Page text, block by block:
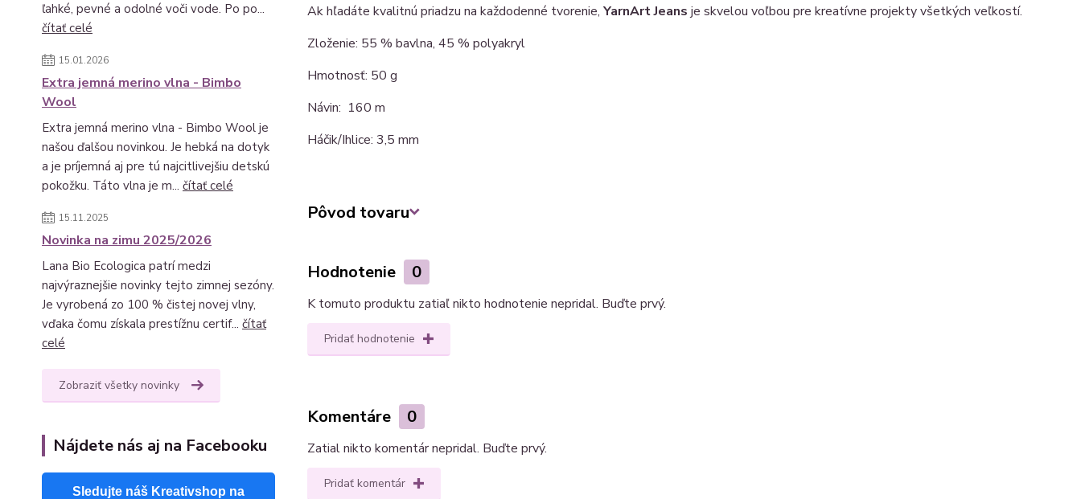
ľahké, pevné a odolné voči vode. Po po...
čítať celé
15.01.2026
Extra jemná merino vlna - Bimbo
Wool
Extra jemná merino vlna - Bimbo Wool je
našou ďalšou novinkou. Je hebká na dotyk
a je príjemná aj pre tú najcitlivejšiu detskú
pokožku. Táto vlna je m... čítať celé
15.11.2025
Novinka na zimu 2025/2026
Lana Bio Ecologica patrí medzi
najvýraznejšie novinky tejto zimnej sezóny.
Je vyrobená zo 100 % čistej novej vlny,
vďaka čomu získala prestížnu certif... čítať
celé
Zobraziť všetky novinky
Nájdete nás aj na Facebooku
Sledujte náš Kreativshop na
Ak hľadáte kvalitnú priadzu na každodenné tvorenie, YarnArt Jeans je skvelou voľbou pre kreatívne projekty všetkých veľkostí.
Zloženie: 55 % bavlna, 45 % polyakryl
Hmotnosť: 50 g
Návin: 160 m
Háčik/Ihlice: 3,5 mm
Pôvod tovaru
Hodnotenie 0
K tomuto produktu zatiaľ nikto hodnotenie nepridal. Buďte prvý.
Pridať hodnotenie
Komentáre 0
Zatial nikto komentár nepridal. Buďte prvý.
Pridať komentár